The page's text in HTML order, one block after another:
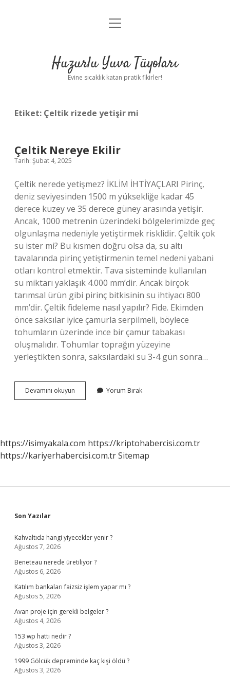
Anasayfa
Yasal Uyarı
menüyü
Huzurlu Yuva Tüyoları
Evine sıcaklık katan pratik fikirler!
Etiket: Çeltik rizede yetişir mi
Çeltik Nereye Ekilir
Tarih: Şubat 4, 2025
Çeltik nerede yetişmez? İKLİM İHTİYAÇLARI Pirinç,
deniz seviyesinden 1500 m yüksekliğe kadar 45
derece kuzey ve 35 derece güney arasında yetişir.
Ancak, 1000 metrenin üzerindeki bölgelerimizde geç
olgunlaşma nedeniyle yetiştirmek risklidir. Çeltik çok
su ister mi? Bu kısmen doğru olsa da, su altı
tavalarında pirinç yetiştirmenin temel nedeni yabani
otları kontrol etmektir. Tava sisteminde kullanılan
su miktarı yaklaşık 4.000 mm’dir. Ancak birçok
tarımsal ürün gibi pirinç bitkisinin su ihtiyacı 800
mm’dir. Çeltik fideleme nasıl yapılır? Fide. Ekimden
önce saksılar iyice çamurla serpilmeli, böylece
tohumların üzerinde ince bir çamur tabakası
oluşmalıdır. Tohumlar toprağın yüzeyine
yerleştikten sonra, saksılardaki su 3-4 gün sonra…
Devamını okuyun
Nereye
Yorum Bırak
https://isimyakala.com https://kriptohabercisi.com.tr
https://kariyerhabercisi.com.trSitemap
Sidebar
Son Yazılar
Kahvaltıda hangi yiyecekler yenir ?
Ağustos 7, 2026
Beneteau nerede üretiliyor ?
Ağustos 6, 2026
Katılım bankaları faizsiz işlem yapar mı ?
Ağustos 5, 2026
Avan proje için gerekli belgeler ?
Ağustos 4, 2026
153 wp hattı nedir ?
Ağustos 3, 2026
1999 Gölcük depreminde kaç kişi öldü ?
Ağustos 3, 2026